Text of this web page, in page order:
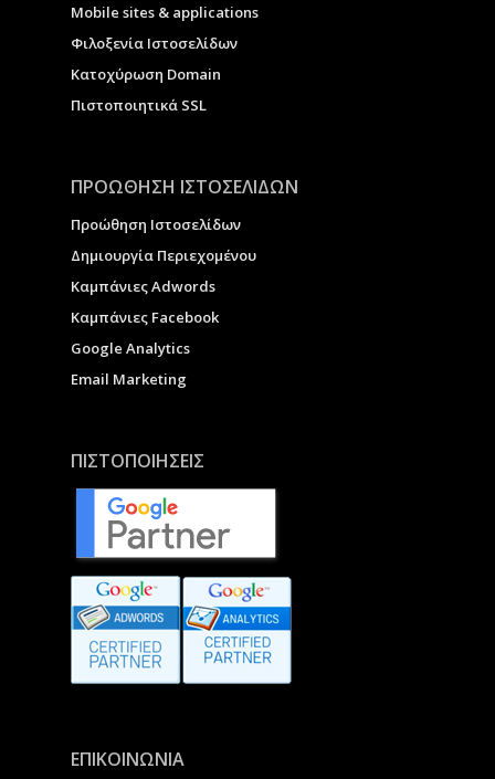
Μobile sites & applications
Φιλοξενία Ιστοσελίδων
Κατοχύρωση Domain
Πιστοποιητικά SSL
ΠΡΟΩΘΗΣΗ ΙΣΤΟΣΕΛΙΔΩΝ
Προώθηση Ιστοσελίδων
Δημιουργία Περιεχομένου
Καμπάνιες Adwords
Καμπάνιες Facebook
Google Analytics
Email Marketing
ΠΙΣΤΟΠΟΙΗΣΕΙΣ
ΕΠΙΚΟΙΝΩΝΙΑ